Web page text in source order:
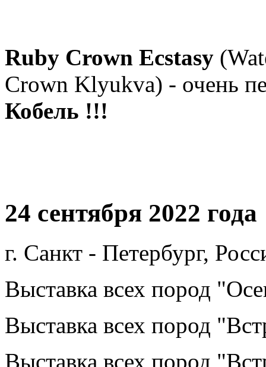
Ruby Crown Ecstasy
Crown Klyukva) - очень
Кобель !!!
24 сентября 2022 года
г. Санкт - Петербург,
Выставка всех пород
Выставка всех пород
Выставка всех пород